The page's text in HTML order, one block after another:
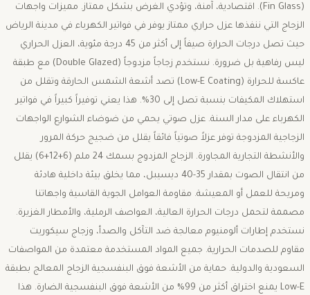
(Fin Glass). اقتصادية، آمنة، وتؤدي الغرض بشكل ممتاز. مميزات واجهات
الزجاج التي ننفذها عزل حراري ممتاز يوفر في فواتير الكهرباء في مدينة الرياض
حيث تصل درجات الحرارة صيفاً إلى أكثر من 45 درجة مئوية، العزل الحراري
ليس رفاهية بل ضرورة. نستخدم زجاجاً مزدوجاً (Double Glazed) مع طبقة
عاكسة للحرارة (Low-E Coating) تصد أشعة الشمس الحارقة وتقلل من
استهلاك المكيفات بنسبة تصل إلى 30%. هذا يعني توفيراً كبيراً في فواتير
الكهرباء على مدار السنة. عزل صوتي يحمي من ضوضاء الشوارع الواجهات
الزجاجية المزدوجة توفر عزلاً صوتياً فائقاً يقلل من ضجيج حركة المرور
والأنشطة التجارية المجاورة. الزجاج المزدوج بسمك 24 ملم (6+12+6) يقلل
من انتقال الصوت بمقدار 35-40 ديسيبل، مما يخلق بيئة داخلية هادئة
ومريحة للعمل أو المعيشة. مقاومة العوامل الجوية القاسية واجهاتنا
مصممة لتحمل درجات الحرارة العالية، العواصف الرملية، والأمطار الغزيرة.
نستخدم إطارات ألومنيوم معالجة ضد التآكل والصدأ، وزجاج سيكوريت
مقاوم للصدمات الحرارية. جميع المواد المستخدمة معتمدة من المواصفات
السعودية والدولية. حماية من الأشعة فوق البنفسجية الزجاج المعالج بطبقة
Low-E يمنع اختراق أكثر من 99% من الأشعة فوق البنفسجية الضارة. هذا